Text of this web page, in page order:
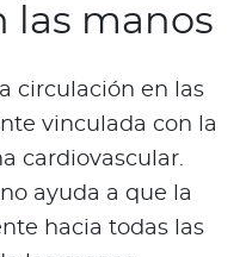
las manos
circulación en las
vinculada con la
cardiovascular.
ayuda a que la
hacia todas las